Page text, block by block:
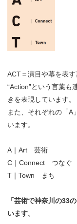
ACT＝演目や幕を表す
“Action”という言葉も
きを表現しています。
また、それぞれの「A
います。
A｜Art 芸術
C｜Connect つなぐ
T｜Town まち
「芸術で神奈川の33
います。